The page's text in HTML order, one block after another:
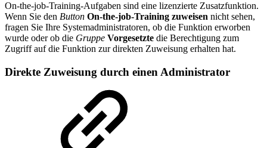
On-the-job-Training-Aufgaben sind eine lizenzierte Zusatzfunktion.
Wenn Sie den Button On-the-job-Training zuweisen nicht sehen,
fragen Sie Ihre Systemadministratoren, ob die Funktion erworben
wurde oder ob die Gruppe Vorgesetzte die Berechtigung zum
Zugriff auf die Funktion zur direkten Zuweisung erhalten hat.
Direkte Zuweisung durch einen Administrator